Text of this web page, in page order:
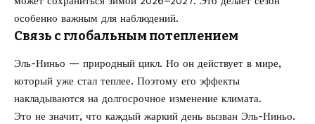
особенно важным для наблюдений.
Связь с глобальным потеплением
Эль-Ниньо — природный цикл. Но он действует в мире,
который уже стал теплее. Поэтому его эффекты
накладываются на долгосрочное изменение климата.
Это не значит, что каждый жаркий день вызван Эль-Ниньо.